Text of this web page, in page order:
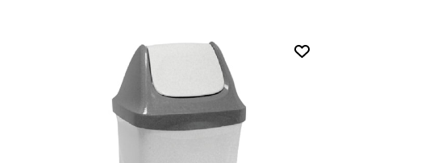
Доставка от 2 до 3 дней